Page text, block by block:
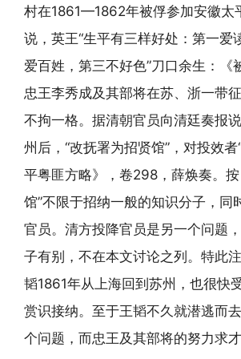
村在1861—1862年被俘参加安徽太
说，英王“生平有三样好处：第一爱
爱百姓，第三不好色”刀口余生：《
忠王李秀成及其部将在苏、浙一带
不拘一格。据清朝官员向清廷奏报
州后，“改抚署为招贤馆”，对投效者
平粤匪方略》，卷298，薛焕奏。按
馆”不限于招纳一般的知识分子，同
官员。清方投降官员是另一个问题
子有别，不在本文讨论之列。特此
韬1861年从上海回到苏州，也很快
赏识接纳。至于王韬不久就潜逃而
个问题，而忠王及其部将的努力求